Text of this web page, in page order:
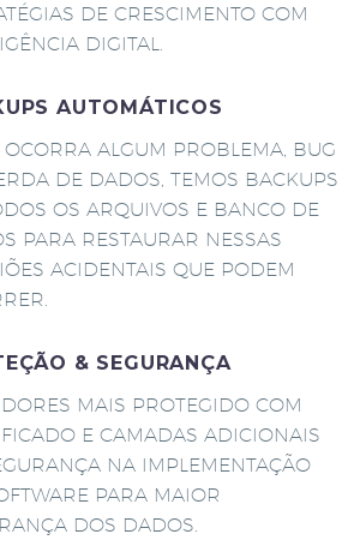
DE CRESCIMENTO COM
DIGITAL.
AUTOMÁTICOS
OCORRA ALGUM PROBLEMA, BUG
DE DADOS, TEMOS BACKUPS
OS ARQUIVOS E BANCO DE
PARA RESTAURAR NESSAS
ACIDENTAIS QUE PODEM
& SEGURANÇA
MAIS PROTEGIDO COM
E CAMADAS ADICIONAIS
NA IMPLEMENTAÇÃO
PARA MAIOR
DOS DADOS.